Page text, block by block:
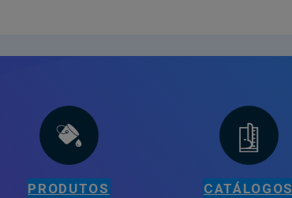
PRODUTOS CATÁLOGOS